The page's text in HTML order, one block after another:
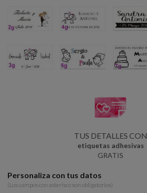
TUS DETALLES CON
etiquetas adhesivas
GRATIS
Personaliza con tus datos
(Los campos con asterísco son obligatorios)